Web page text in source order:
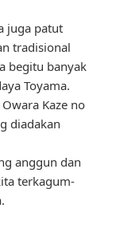
juga patut
tradisional
begitu banyak
Toyama.
Kaze no
diadakan
anggun dan
terkagum-